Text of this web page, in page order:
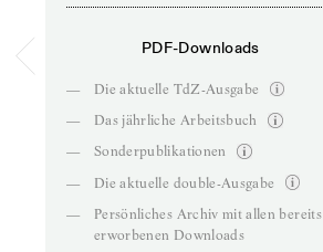
PDF-Downloads
—
Die aktuelle TdZ-Ausgabe
—
Das jährliche Arbeitsbuch
—
Sonderpublikationen
—
Die aktuelle double-Ausgabe
—
Persönliches Archiv mit allen bereits
erworbenen Downloads